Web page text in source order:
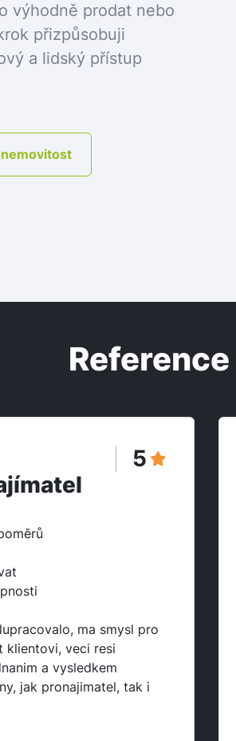
výhodně prodat nebo
přizpůsobuji
a lidský přístup
5
ma smysl pro
klientovi, veci resi
a vysledkem
jak pronajimatel, tak i